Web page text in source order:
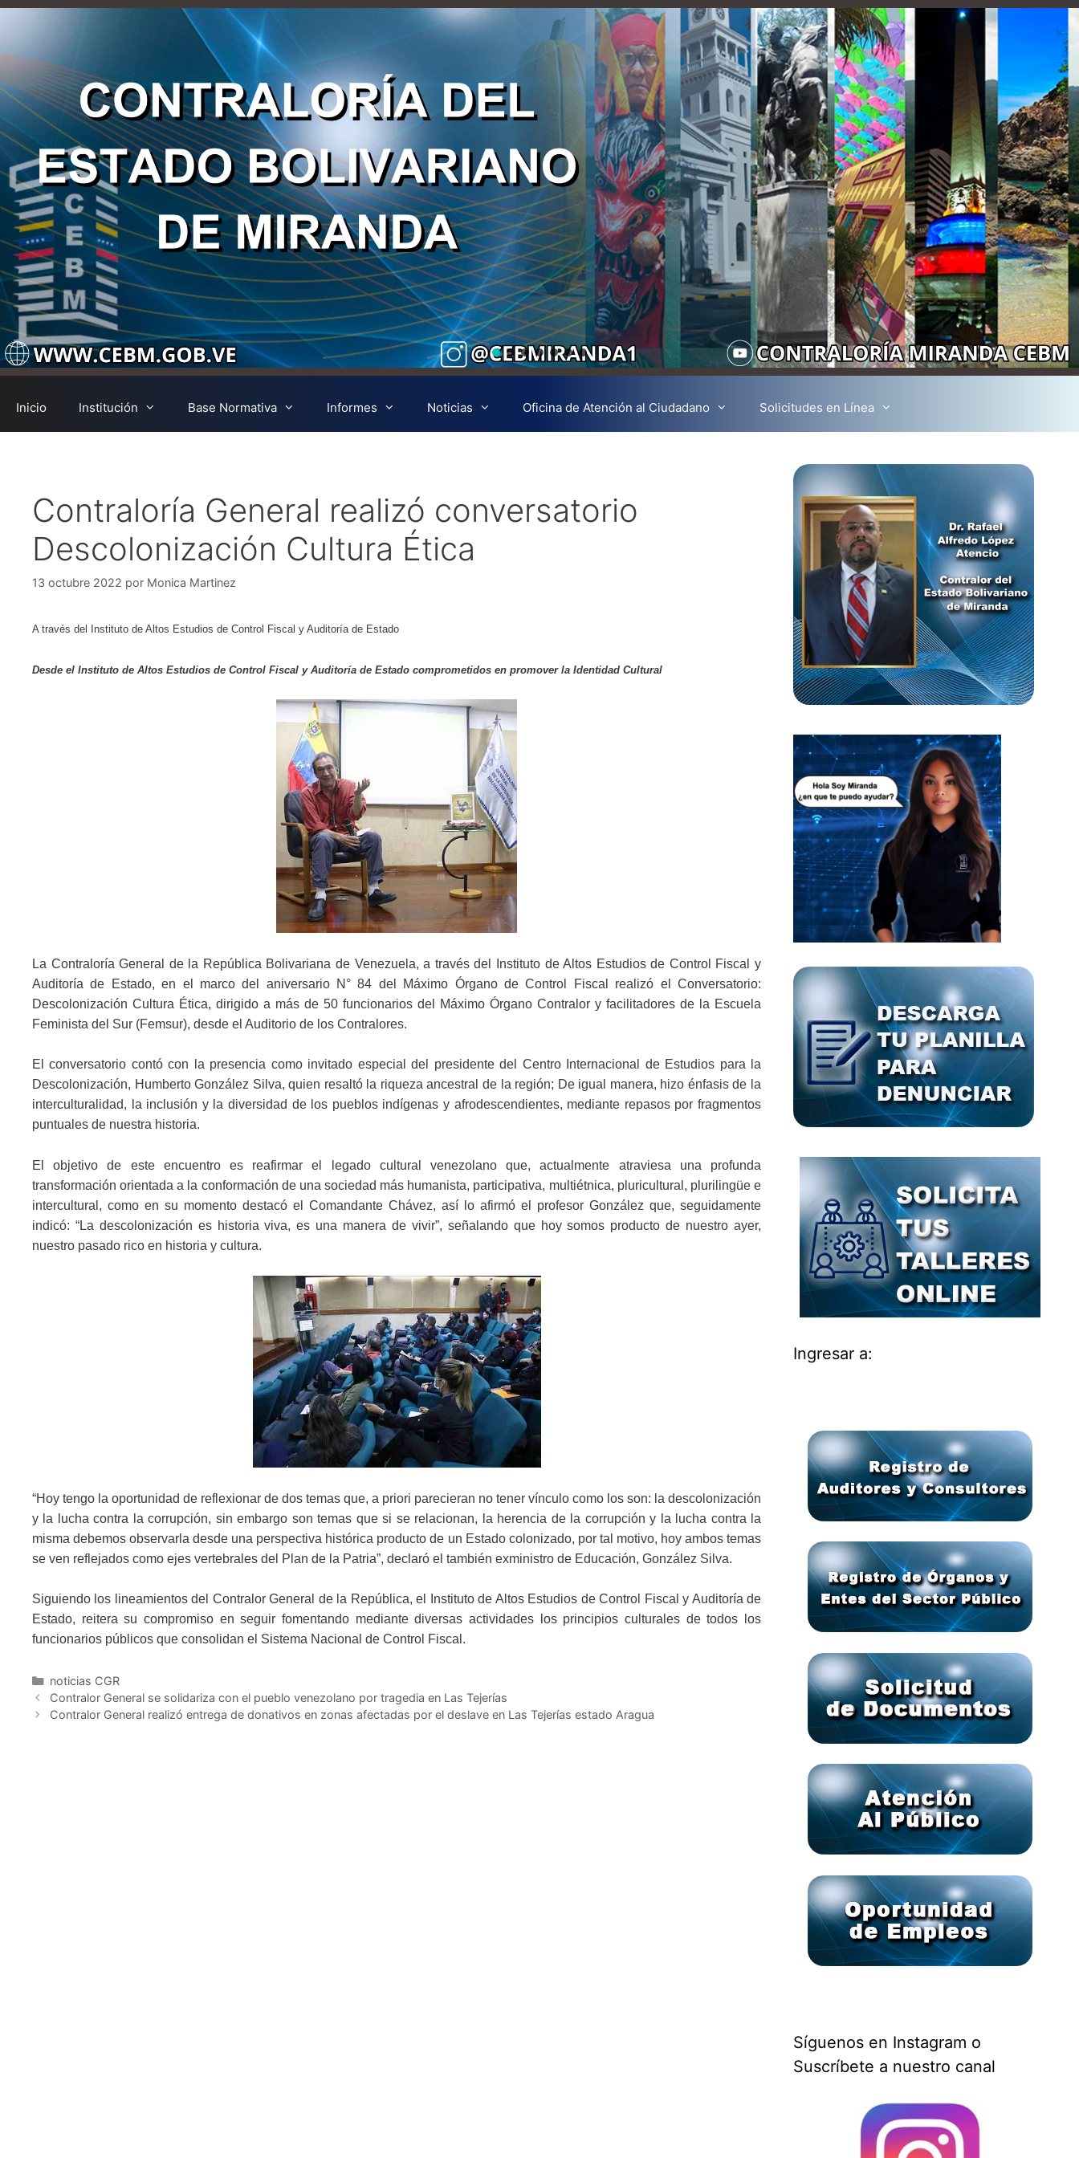
Inicio Institución Base Normativa Informes Noticias Oficina de Atención al Ciudadano Solicitudes en Línea
Contraloría General realizó conversatorio
Descolonización Cultura Ética
13 octubre 2022 por Monica Martinez
A través del Instituto de Altos Estudios de Control Fiscal y Auditoría de Estado
Desde el Instituto de Altos Estudios de Control Fiscal y Auditoría de Estado comprometidos en promover la Identidad Cultural
La Contraloría General de la República Bolivariana de Venezuela, a través del Instituto de Altos Estudios de Control Fiscal y
Auditoría de Estado, en el marco del aniversario N° 84 del Máximo Órgano de Control Fiscal realizó el Conversatorio:
Descolonización Cultura Ética, dirigido a más de 50 funcionarios del Máximo Órgano Contralor y facilitadores de la Escuela
Feminista del Sur (Femsur), desde el Auditorio de los Contralores.
El conversatorio contó con la presencia como invitado especial del presidente del Centro Internacional de Estudios para la
Descolonización, Humberto González Silva, quien resaltó la riqueza ancestral de la región; De igual manera, hizo énfasis de la
interculturalidad, la inclusión y la diversidad de los pueblos indígenas y afrodescendientes, mediante repasos por fragmentos
puntuales de nuestra historia.
El objetivo de este encuentro es reafirmar el legado cultural venezolano que, actualmente atraviesa una profunda
transformación orientada a la conformación de una sociedad más humanista, participativa, multiétnica, pluricultural, plurilingüe e
intercultural, como en su momento destacó el Comandante Chávez, así lo afirmó el profesor González que, seguidamente
indicó: “La descolonización es historia viva, es una manera de vivir”, señalando que hoy somos producto de nuestro ayer,
nuestro pasado rico en historia y cultura.
“Hoy tengo la oportunidad de reflexionar de dos temas que, a priori parecieran no tener vínculo como los son: la descolonización
y la lucha contra la corrupción, sin embargo son temas que si se relacionan, la herencia de la corrupción y la lucha contra la
misma debemos observarla desde una perspectiva histórica producto de un Estado colonizado, por tal motivo, hoy ambos temas
se ven reflejados como ejes vertebrales del Plan de la Patria”, declaró el también exministro de Educación, González Silva.
Siguiendo los lineamientos del Contralor General de la República, el Instituto de Altos Estudios de Control Fiscal y Auditoría de
Estado, reitera su compromiso en seguir fomentando mediante diversas actividades los principios culturales de todos los
funcionarios públicos que consolidan el Sistema Nacional de Control Fiscal.
noticias CGR
Contralor General se solidariza con el pueblo venezolano por tragedia en Las Tejerías
Contralor General realizó entrega de donativos en zonas afectadas por el deslave en Las Tejerías estado Aragua
Ingresar a:
Síguenos en Instagram o
Suscríbete a nuestro canal